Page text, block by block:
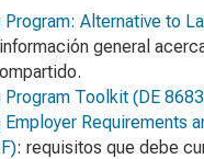
Program: Alternative to
general
Program Toolkit (DE
Employer Requirements
: requisitos que debe